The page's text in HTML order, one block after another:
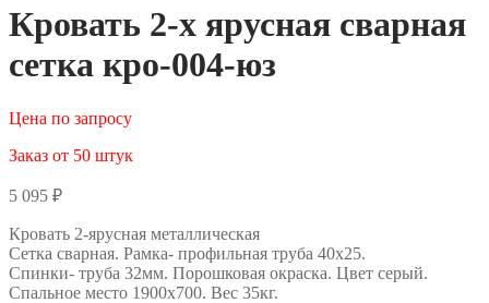
Кровать 2-х ярусная сварная
сетка кро-004-юз
Цена по запросу
Заказ от 50 штук
5 095 ₽
Кровать 2-ярусная металлическая
Сетка сварная. Рамка- профильная труба 40х25.
Спинки- труба 32мм. Порошковая окраска. Цвет серый.
Спальное место 1900х700. Вес 35кг.